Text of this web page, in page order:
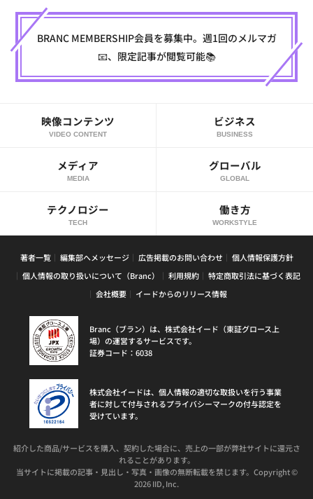
BRANC MEMBERSHIP会員を募集中。週1回のメルマガ
📧、限定記事が閲覧可能📚
映像コンテンツ
VIDEO CONTENT
ビジネス
BUSINESS
メディア
MEDIA
グローバル
GLOBAL
テクノロジー
TECH
働き方
WORKSTYLE
著者一覧 編集部へメッセージ 広告掲載のお問い合わせ
個人情報保護方針
個人情報の取り扱いについて（Branc）
利用規約
特定商取引法に基づく表記
会社概要
イードからのリリース情報
Branc（ブラン）は、株式会社イード（東証グロース上
場）の運営するサービスです。
証券コード：6038
株式会社イードは、個人情報の適切な取扱いを行う事業
者に対して付与されるプライバシーマークの付与認定を
受けています。
紹介した商品/サービスを購入、契約した場合に、売上の一部が弊社サイトに還元さ
れることがあります。
当サイトに掲載の記事・見出し・写真・画像の無断転載を禁じます。Copyright ©
2026 IID, Inc.